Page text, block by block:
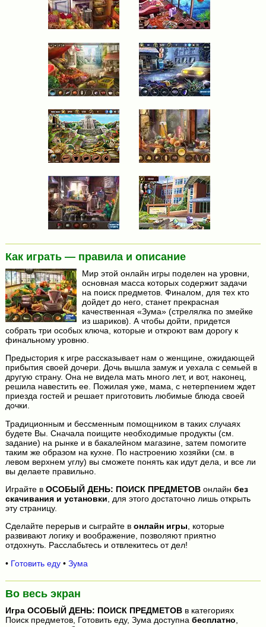
Как играть — правила и описание
Мир этой онлайн игры поделен на уровни,
основная масса которых содержит задачи
на поиск предметов. Финалом, для тех кто
дойдет до него, станет прекрасная
качественная «Зума» (стрелялка по змейке
из шариков). А чтобы дойти, придется
собрать три особых ключа, которые и откроют вам дорогу к
финальному уровню.
Предыстория к игре рассказывает нам о женщине, ожидающей
прибытия своей дочери. Дочь вышла замуж и уехала с семьей в
другую страну. Она не видела мать много лет, и вот, наконец,
решила навестить ее. Пожилая уже, мама, с нетерпением ждет
приезда гостей и решает приготовить любимые блюда своей
дочки.
Традиционным и бессменным помощником в таких случаях
будете Вы. Сначала поищите необходимые продукты (см.
задание) на рынке и в бакалейном магазине, затем помогите
таким же образом на кухне. По настроению хозяйки (см. в
левом верхнем углу) вы сможете понять как идут дела, и все ли
вы делаете правильно.
Играйте в ОСОБЫЙ ДЕНЬ: ПОИСК ПРЕДМЕТОВонлайн без
скачивания и установки , для этого достаточно лишь открыть
эту страницу.
Сделайте перерыв и сыграйте в онлайн игры, которые
развивают логику и воображение, позволяют приятно
отдохнуть. Расслабьтесь и отвлекитесь от дел!
• Готовить еду• Зума
Во весь экран
Игра ОСОБЫЙ ДЕНЬ: ПОИСК ПРЕДМЕТОВв категориях
Поиск предметов, Готовить еду, Зума доступна бесплатно